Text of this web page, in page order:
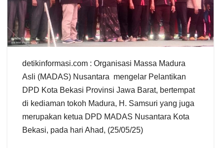
detikinformasi.com : Organisasi Massa Madura
Asli (MADAS) Nusantara mengelar Pelantikan
DPD Kota Bekasi Provinsi Jawa Barat, bertempat
di kediaman tokoh Madura, H. Samsuri yang juga
merupakan ketua DPD MADAS Nusantara Kota
Bekasi, pada hari Ahad, (25/05/25)